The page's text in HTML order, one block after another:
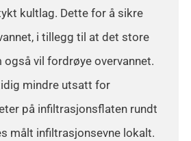
kultlag. Dette for å sikre
i tillegg til at det store
vil fordrøye overvannet.
mindre utsatt for
på infiltrasjonsflaten rundt
målt infiltrasjonsevne lokalt.